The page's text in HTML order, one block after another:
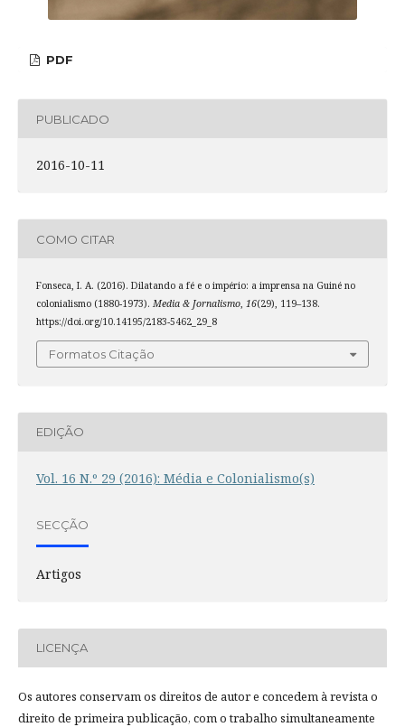
PDF
PUBLICADO
2016-10-11
COMO CITAR
Fonseca, I. A. (2016). Dilatando a fé e o império: a imprensa na Guiné no
colonialismo (1880-1973). Media & Jornalismo, 16(29), 119–138.
https://doi.org/10.14195/2183-5462_29_8
Formatos Citação
EDIÇÃO
Vol. 16 N.º 29 (2016): Média e Colonialismo(s)
SECÇÃO
Artigos
LICENÇA
Os autores conservam os direitos de autor e concedem à revista o
direito de primeira publicação, com o trabalho simultaneamente